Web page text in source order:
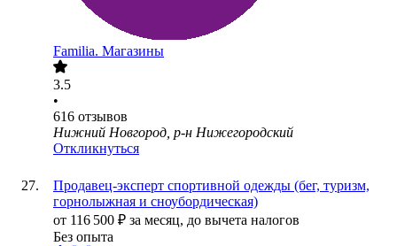
Familia. Магазины
3.5
•
616 отзывов
Нижний Новгород, р-н Нижегородский
Откликнуться
Продавец-эксперт спортивной одежды (бег, туризм,
горнолыжная и сноубордическая)
от 116 500 ₽ за месяц, до вычета налогов
Без опыта